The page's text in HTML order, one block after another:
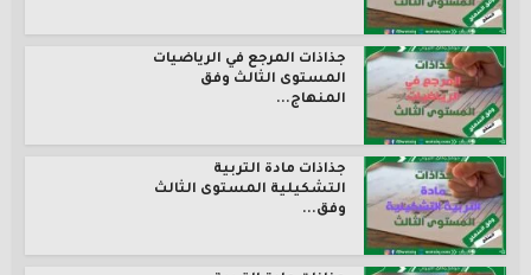
جذاذات المرجع في الرياضيات
المستوى الثالث وفق
المنهاج...
جذاذات مادة التربية
التشكيلية المستوى الثالث
وفق...